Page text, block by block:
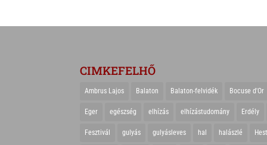
CIMKEFELHŐ
Ambrus Lajos Balaton Balaton-felvidék Bocuse d'Or
Eger egészség elhízás elhízástudomány Erdély
Fesztivál gulyás gulyásleves hal halászlé